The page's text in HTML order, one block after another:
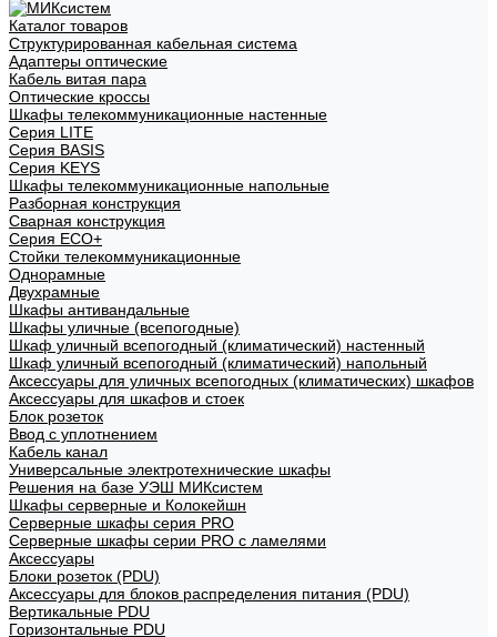
Каталог товаров
Структурированная кабельная система
Адаптеры оптические
Кабель витая пара
Оптические кроссы
Шкафы телекоммуникационные настенные
Cерия LITE
Cерия BASIS
Cерия KEYS
Шкафы телекоммуникационные напольные
Разборная конструкция
Сварная конструкция
Серия ECO+
Стойки телекоммуникационные
Однорамные
Двухрамные
Шкафы антивандальные
Шкафы уличные (всепогодные)
Шкаф уличный всепогодный (климатический) настенный
Шкаф уличный всепогодный (климатический) напольный
Аксессуары для уличных всепогодных (климатических) шкафов
Аксессуары для шкафов и стоек
Блок розеток
Ввод с уплотнением
Кабель канал
Универсальные электротехнические шкафы
Решения на базе УЭШ МИКсистем
Шкафы серверные и Колокейшн
Серверные шкафы серия PRO
Серверные шкафы серии PRO с ламелями
Аксессуары
Блоки розеток (PDU)
Аксессуары для блоков распределения питания (PDU)
Вертикальные PDU
Горизонтальные PDU